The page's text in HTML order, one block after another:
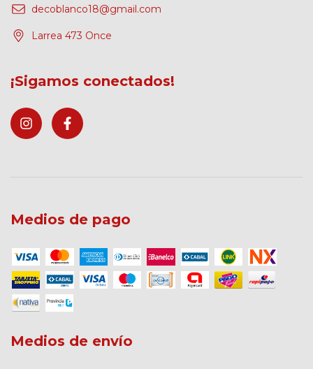
decoblanco18@gmail.com
Larrea 473 Once
¡Sigamos conectados!
Medios de pago
Medios de envío